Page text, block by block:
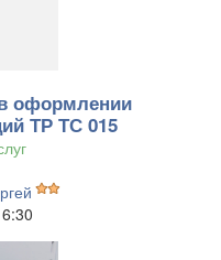
оформлении
ТР ТС 015